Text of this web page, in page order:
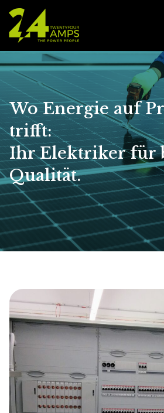
Zum
Inhalt
springen
Wo Energie auf
trifft:
Ihr Elektriker für
Qualität.